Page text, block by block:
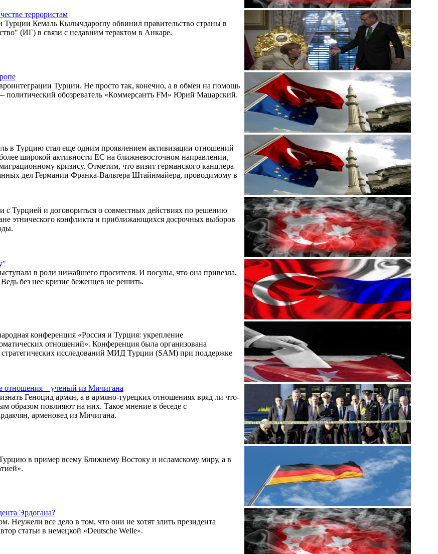
террористам
Кемаль Кылычдароглу обвинил правительство страны в
(ИГ) в связи с недавним терактом в Анкаре.
Турции. Не просто так, конечно, а в обмен на помощь
обозреватель «Коммерсантъ FM» Юрий Мацарский.
в Турцию стал еще одним проявлением активизации отношений
широкой активности ЕС на ближневосточном направлении,
кризису. Отметим, что визит германского канцлера
дел Германии Франка-Вальтера Штайнмайера, проводимому в
Турцией и договориться о совместных действиях по решению
этнического конфликта и приближающихся досрочных выборов
в роли нижайшего просителя. И посулы, что она привезла,
без нее кризис беженцев не решить.
конференция «Россия и Турция: укрепление
отношений». Конференция была организована
исследований МИД Турции (SAM) при поддержке
отношения – ученый из Мичигана
Геноцид армян, а в армяно-турецких отношениях вряд ли что-
образом повлияют на них. Такое мнение в беседе с
арменовед из Мичигана.
в пример всему Ближнему Востоку и исламскому миру, а в
Эрдогана?
Неужели все дело в том, что они не хотят злить президента
статьи в немецкой «Deutsche Welle».